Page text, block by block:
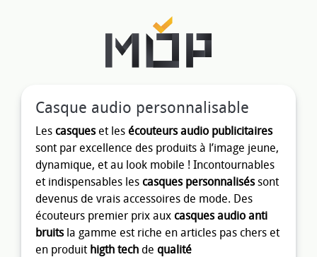
Casque audio personnalisable
Les casqueset les écouteurs audio publicitaires
sont par excellence des produits à l’image jeune,
dynamique, et au look mobile ! Incontournables
et indispensables les casques personnaliséssont
devenus de vrais accessoires de mode. Des
écouteurs premier prix aux casques audio anti
bruitsla gamme est riche en articles pas chers et
en produit higth tech de qualité